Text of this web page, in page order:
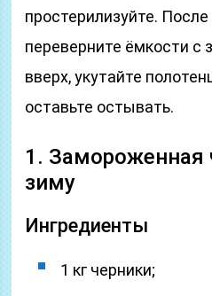
простерилизуйте. После
переверните ёмкости с
вверх, укутайте
оставьте остывать.
1. Замороженная
зиму
Ингредиенты
1 кг черники;